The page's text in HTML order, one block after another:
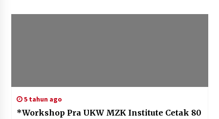
5 tahun ago
*Workshop Pra UKW MZK Institute Cetak 80